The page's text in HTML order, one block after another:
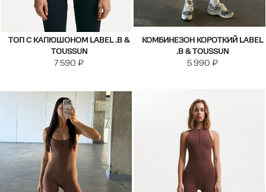
ТОП С КАПЮШОНОМ LABEL .B &
TOUSSUN
7 590 ₽
КОМБИНЕЗОН КОРОТКИЙ LABEL
.B & TOUSSUN
5 990 ₽